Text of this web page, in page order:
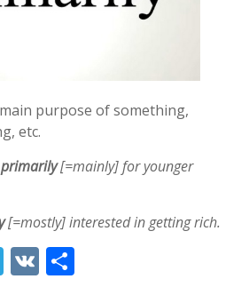
purpose of something,
etc.
primarily[=mainly] for younger
[=mostly] interested in getting rich.
T V